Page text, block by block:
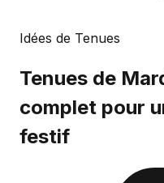
Idées de Tenues
Tenues de
complet pour
festif